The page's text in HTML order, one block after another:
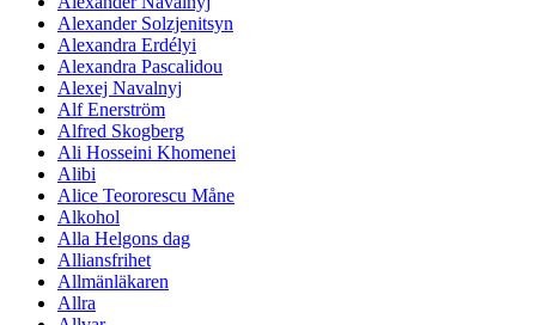
Alexander Solzjenitsyn
Alexandra Erdélyi
Alexandra Pascalidou
Alexej Navalnyj
Alf Enerström
Alfred Skogberg
Ali Hosseini Khomenei
Alibi
Alice Teororescu Måne
Alkohol
Alla Helgons dag
Alliansfrihet
Allmänläkaren
Allra